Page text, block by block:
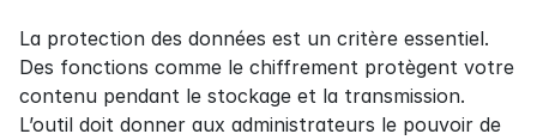
La protection des données est un critère essentiel.
Des fonctions comme le chiffrement protègent votre
contenu pendant le stockage et la transmission.
L’outil doit donner aux administrateurs le pouvoir de